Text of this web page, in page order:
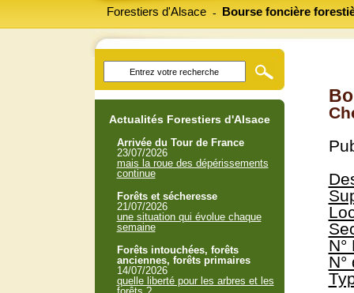
Forestiers d'Alsace Bourse foncière
-
N°
N°
Actualités Forestiers d'Alsace
Arrivée du Tour de France
23/07/2026
mais la roue des dépérissements
continue
Forêts et sécheresse
21/07/2026
une situation qui évolue chaque
semaine
Forêts intouchées, forêts
anciennes, forêts primaires
14/07/2026
quelle liberté pour les arbres et les